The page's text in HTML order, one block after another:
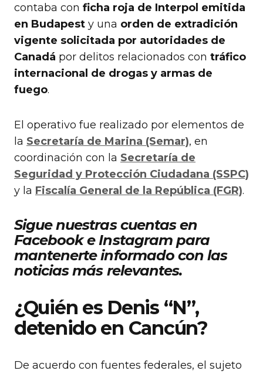
contaba con ficha roja de Interpol emitida
en Budapest y una orden de extradición
vigente solicitada por autoridades de
Canadá por delitos relacionados con tráfico
internacional de drogas y armas de
fuego.
El operativo fue realizado por elementos de
la Secretaría de Marina (Semar), en
coordinación con la Secretaría de
Seguridad y Protección Ciudadana (SSPC)
y la Fiscalía General de la República (FGR).
Sigue nuestras cuentas en
Facebook e Instagram para
mantenerte informado con las
noticias más relevantes.
¿Quién es Denis “N”,
detenido en Cancún?
De acuerdo con fuentes federales, el sujeto